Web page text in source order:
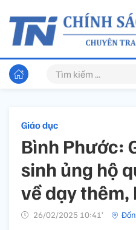
Giáo dục
Bình Phước:
sinh ủng hộ
về dạy thêm,
26/02/2025 10:41’